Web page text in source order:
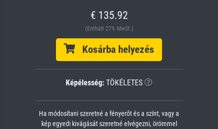
€ 135.92
(Enthält 27% MwSt.)
Kosárba helyezés
Képélesség: TÖKÉLETES
Ha módosítani szeretné a fényerőt és a színt, vagy a
kép egyedi kivágását szeretné elvégezni, örömmel